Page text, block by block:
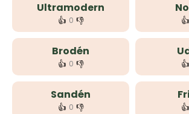
Ultramodern
👍 0 👎 👍
Brodén
👍 0 👎 👍
Sandén
👍 0 👎 👍